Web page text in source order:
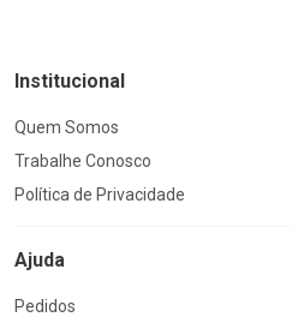
Institucional
Quem Somos
Trabalhe Conosco
Política de Privacidade
Ajuda
Pedidos